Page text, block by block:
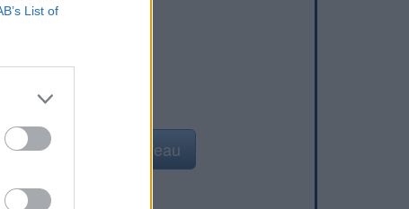
List of
Ajouter un point d'eau